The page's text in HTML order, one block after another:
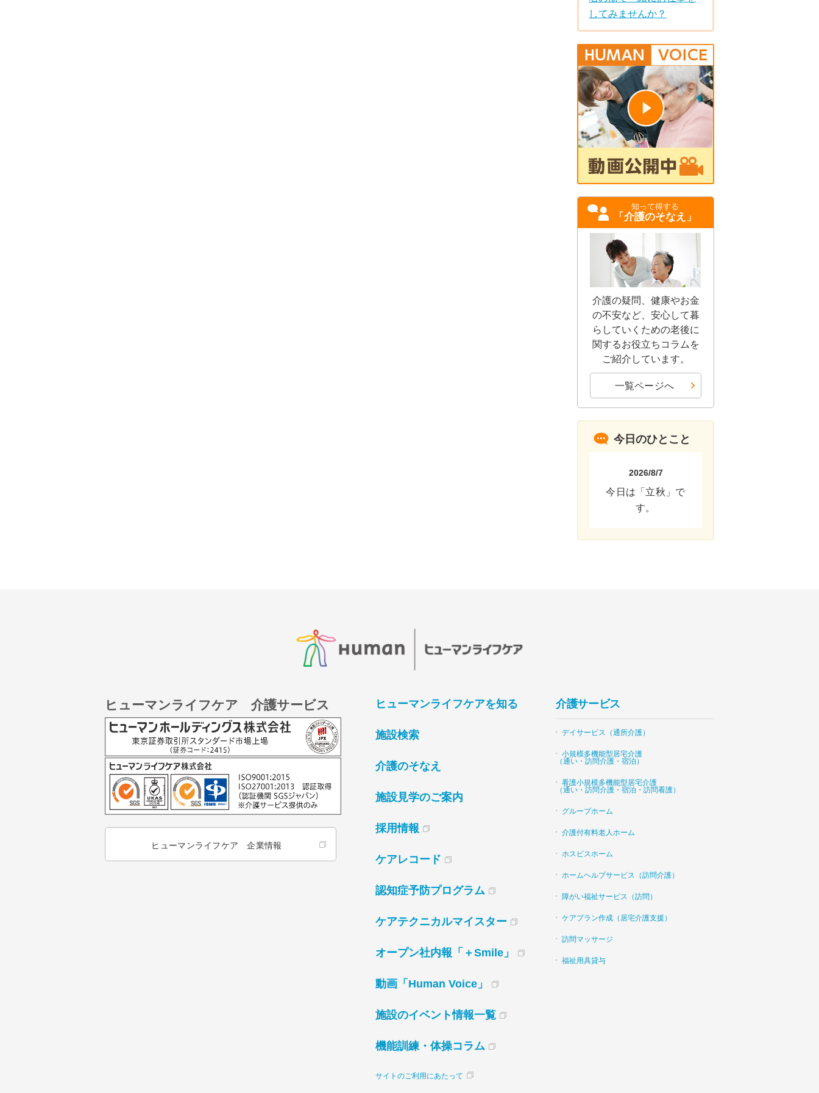
してみませんか？
知って得する
「介護のそなえ」
介護の疑問、健康やお金
の不安など、安心して暮
らしていくための老後に
関するお役立ちコラムを
ご紹介しています。
一覧ページへ
今日のひとこと
2026/8/7
今日は「立秋」で
す。
ヒューマンライフケア 介護サービス
ヒューマンライフケア 企業情報
ヒューマンライフケアを知る
施設検索
介護のそなえ
施設見学のご案内
採用情報
ケアレコード
認知症予防プログラム
ケアテクニカルマイスター
オープン社内報「＋Smile」
動画「Human Voice」
施設のイベント情報一覧
機能訓練・体操コラム
サイトのご利用にあたって
介護サービス
デイサービス（通所介護）
小規模多機能型居宅介護
（通い・訪問介護・宿泊）
看護小規模多機能型居宅介護
（通い・訪問介護・宿泊・訪問看護）
グループホーム
介護付有料老人ホーム
ホスピスホーム
ホームヘルプサービス（訪問介護）
障がい福祉サービス（訪問）
ケアプラン作成（居宅介護支援）
訪問マッサージ
福祉用具貸与